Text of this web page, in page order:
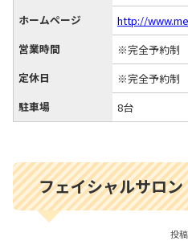
ホームページ
http://
営業時間
※完全予約制
定休日
※完全予約制
駐車場
8台
フェイシャルサロ
投